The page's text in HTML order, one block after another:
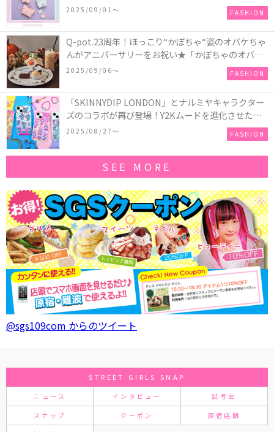
ツインスターズ』50周年アニバーサリーイヤー』を
2025/09/01〜 FASHION
Q-pot.23周年！ほっこり“かぼちゃ“姿のオバケちゃ
んがアニバーサリーをお祝い★「かぼちゃのオバケ
ーキアクセサリー」が新発売！Q-pot CAFE.では
「かぼちゃのオバケーキプレート」も登場
2025/09/06〜 FASHION
「SKINNYDIP LONDON」とナルミヤキャラクター
ズのコラボが再び登場！Y2Kムードを進化させた新
作コレクションを発売♪
2025/08/27〜 FASHION
SEE MORE
@sgs109com からのツイート
STREET GIRLS SNAP
ニュース インタビュー 試写会
スナップ クーポン 原宿店舗